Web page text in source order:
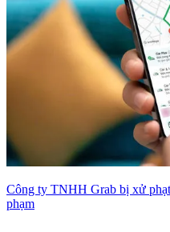
Công ty TNHH Grab bị xử
phạm